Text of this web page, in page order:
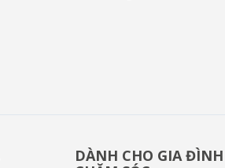
DÀNH CHO GIA